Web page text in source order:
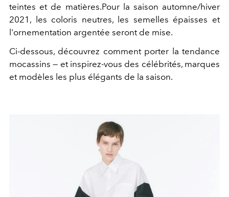
teintes et de matières.Pour la saison automne/hiver
2021 , les coloris neutres, les semelles épaisses et
l'ornementation argentée seront de mise.
Ci-dessous, découvrez comment porter la tendance
mocassins — et inspirez-vous des célébrités, marques
et modèles les plus élégants de la saison.